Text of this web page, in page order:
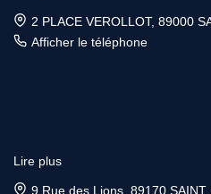
2 PLACE VEROLLOT, 89000
Afficher le téléphone
Lire plus
9 Rue des Lions, 89170 SAINT